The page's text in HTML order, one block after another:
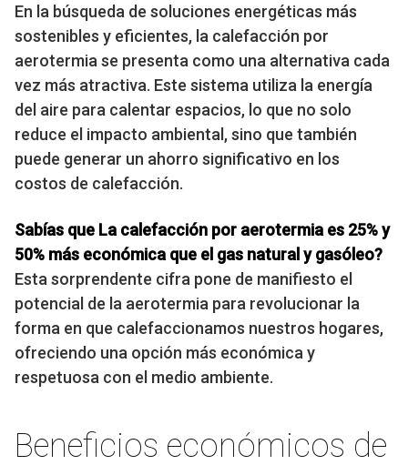
En la búsqueda de soluciones energéticas más
sostenibles y eficientes, la calefacción por
aerotermia se presenta como una alternativa cada
vez más atractiva. Este sistema utiliza la energía
del aire para calentar espacios, lo que no solo
reduce el impacto ambiental, sino que también
puede generar un ahorro significativo en los
costos de calefacción.
Sabías que La calefacción por aerotermia es 25% y
50% más económica que el gas natural y gasóleo?
Esta sorprendente cifra pone de manifiesto el
potencial de la aerotermia para revolucionar la
forma en que calefaccionamos nuestros hogares,
ofreciendo una opción más económica y
respetuosa con el medio ambiente.
Beneficios económicos de